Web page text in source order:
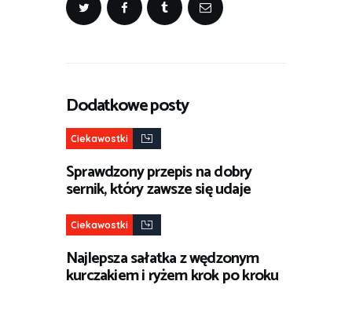
Dodatkowe posty
Ciekawostki
Sprawdzony przepis na dobry
sernik, który zawsze się udaje
Ciekawostki
Najlepsza sałatka z wędzonym
kurczakiem i ryżem krok po kroku